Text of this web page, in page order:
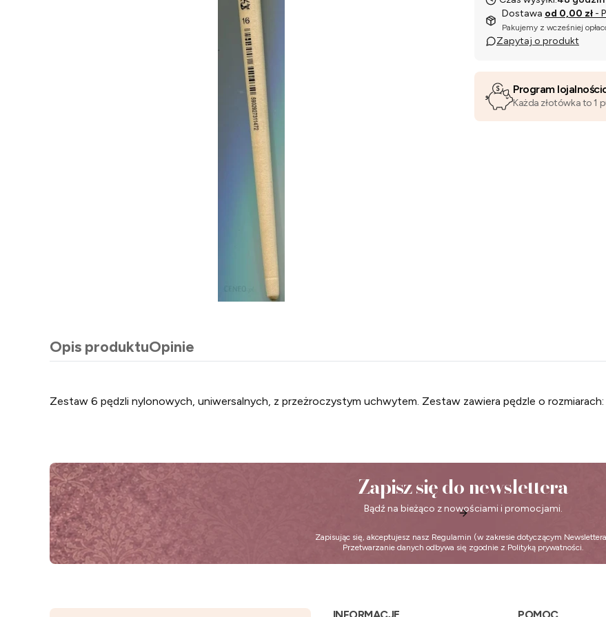
Dostawa od 0,00 zł -
Pakujemy z wcześniej
Zapytaj o produkt
Program
Każda złotówka to 1
Opis produktuOpinie
Zestaw 6 pędzli nylonowych, uniwersalnych, z przeżroczystym uchwytem. Zestaw zawiera pędzle o
Zapisz się do newslettera
Bądź na bieżąco z nowościami i promocjami.
Zapisując się, akceptujesz nasz Regulamin (w zakresie dotyczącym
Przetwarzanie danych odbywa się zgodnie z Polityką prywatności.